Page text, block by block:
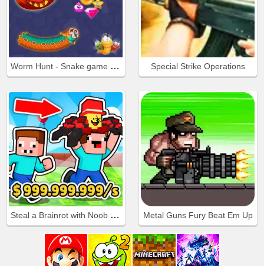
Worm Hunt - Snake game iO zone Special Strike Operations
Steal a Brainrot with Noob and Pro! Metal Guns Fury Beat Em Up